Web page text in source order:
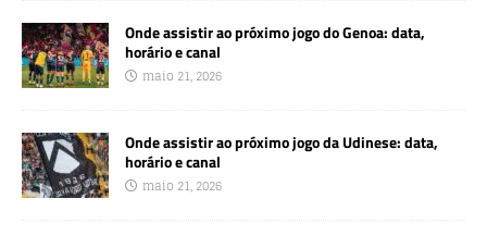
Onde assistir ao próximo jogo do Genoa: data,
horário e canal
maio 21, 2026
Onde assistir ao próximo jogo da Udinese: data,
horário e canal
maio 21, 2026